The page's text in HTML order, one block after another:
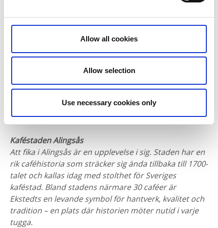
Allow all cookies
Allow selection
Use necessary cookies only
Fikat avnjuts i den gemytliga servering eller, när
intill bageriet. Här doftar det alltid nygräddat, och
varje besök blir en stund av både smak och tradition.
Kaféstaden Alingsås
Att fika i Alingsås är en upplevelse i sig. Staden har en
rik caféhistoria som sträcker sig ända tillbaka till 1700-
talet och kallas idag med stolthet för Sveriges
kaféstad. Bland stadens närmare 30 caféer är
Ekstedts en levande symbol för hantverk, kvalitet och
tradition – en plats där historien möter nutid i varje
tugga.